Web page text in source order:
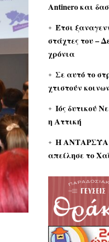
Antinero και
Έτσι
στάχτες του –
χρόνια
Σε αυτό το
χτιστούν
Ιός δυτικού
η Αττική
Η ΑΝΤΑΡΣΥΑ
απείλησε το